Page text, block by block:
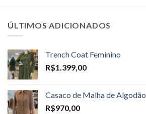
ÚLTIMOS ADICIONADOS
Trench Coat Feminino
R$1.399,00
Casaco de Malha de Algodão
R$970,00